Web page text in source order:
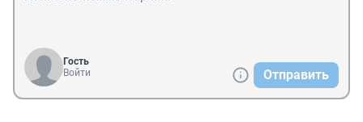
Гость
Войти
Отправить